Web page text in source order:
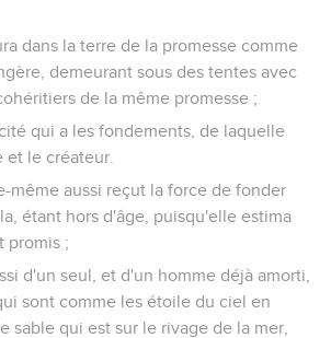
dans la terre de la promesse comme
demeurant sous des tentes avec
de la même promesse ;
qui a les fondements, de laquelle
et le créateur.
même aussi reçut la force de fonder
étant hors d'âge, puisqu'elle estima
promis ;
d'un seul, et d'un homme déjà amorti,
sont comme les étoile du ciel en
sable qui est sur le rivage de la mer,